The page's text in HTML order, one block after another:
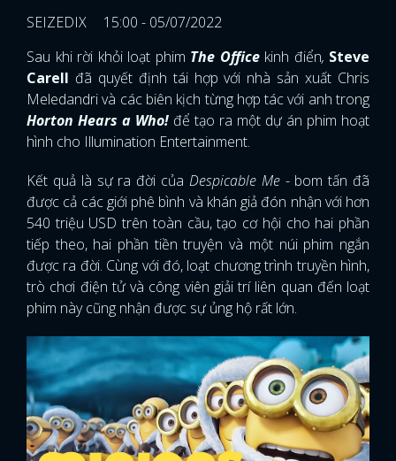
SEIZEDIX
15:00 - 05/07/2022
Sau khi rời khỏi loạt phim The Office kinh điển, Steve
Carell đã quyết định tái hợp với nhà sản xuất Chris
Meledandri và các biên kịch từng hợp tác với anh trong
Horton Hears a Who! để tạo ra một dự án phim hoạt
hình cho Illumination Entertainment.
Kết quả là sự ra đời của Despicable Me - bom tấn đã
được cả các giới phê bình và khán giả đón nhận với hơn
540 triệu USD trên toàn cầu, tạo cơ hội cho hai phần
tiếp theo, hai phần tiền truyện và một núi phim ngắn
được ra đời. Cùng với đó, loạt chương trình truyền hình,
trò chơi điện tử và công viên giải trí liên quan đến loạt
phim này cũng nhận được sự ủng hộ rất lớn.